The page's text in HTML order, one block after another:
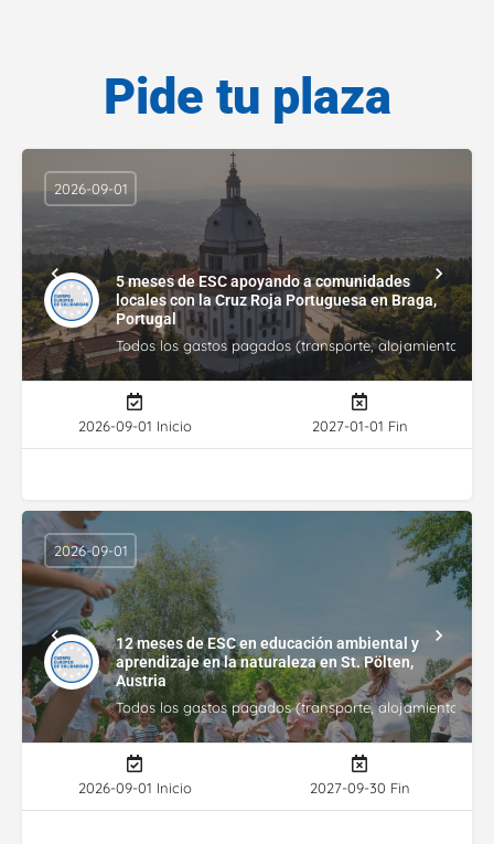
Pide tu plaza
5 meses de ESC apoyando a comunidades
locales con la Cruz Roja Portuguesa en Braga,
Portugal
Todos los gastos pagados (transporte, alojamiento,
2026-09-01
2026-09-01 Inicio 2027-01-01 Fin
12 meses de ESC en educación ambiental y
aprendizaje en la naturaleza en St. Pölten,
Austria
Todos los gastos pagados (transporte, alojamiento,
2026-09-01
2026-09-01 Inicio 2027-09-30 Fin